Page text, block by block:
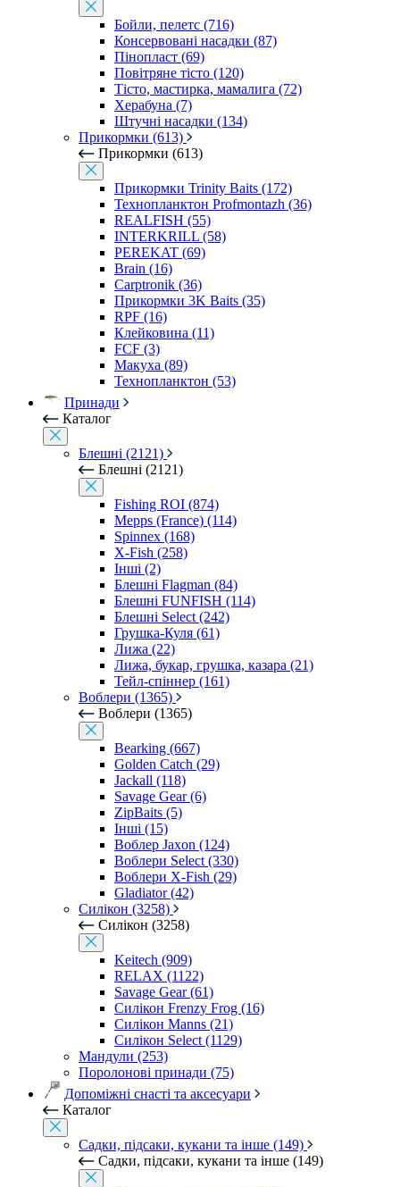
Бойли, пелетс (716)
Консервовані насадки (87)
Пінопласт (69)
Повітряне тісто (120)
Тісто, мастирка, мамалига (72)
Херабуна (7)
Штучні насадки (134)
Прикормки (613)
Прикормки (613)
Прикормки Trinity Baits (172)
Технопланктон Profmontazh (36)
REALFISH (55)
INTERKRILL (58)
PEREKAT (69)
Brain (16)
Carptronik (36)
Прикормки 3K Baits (35)
RPF (16)
Клейковина (11)
FCF (3)
Макуха (89)
Технопланктон (53)
Принади
Каталог
Блешні (2121)
Блешні (2121)
Fishing ROI (874)
Mepps (France) (114)
Spinnex (168)
X-Fish (258)
Інші (2)
Блешні Flagman (84)
Блешні FUNFISH (114)
Блешні Select (242)
Грушка-Куля (61)
Лижа (22)
Лижа, букар, грушка, казара (21)
Тейл-спіннер (161)
Воблери (1365)
Воблери (1365)
Bearking (667)
Golden Catch (29)
Jackall (118)
Savage Gear (6)
ZipBaits (5)
Інші (15)
Воблер Jaxon (124)
Воблери Select (330)
Воблери X-Fish (29)
Gladiator (42)
Силікон (3258)
Силікон (3258)
Keitech (909)
RELAX (1122)
Savage Gear (61)
Силікон Frenzy Frog (16)
Силікон Manns (21)
Силікон Select (1129)
Мандули (253)
Поролонові принади (75)
Допоміжні снасті та аксесуари
Каталог
Садки, підсаки, кукани та інше (149)
Садки, підсаки, кукани та інше (149)